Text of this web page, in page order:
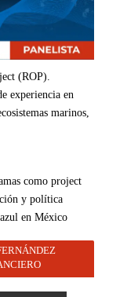
(ROP).
experiencia en
marinos,
como project
y política
en México